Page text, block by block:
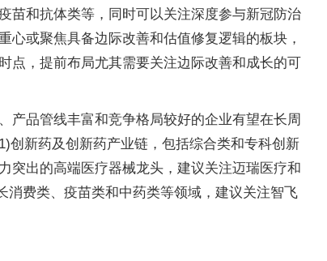
苗和抗体类等，同时可以关注深度参与新冠防治
或聚焦具备边际改善和估值修复逻辑的板块，
点，提前布局尤其需要关注边际改善和成长的可
产品管线丰富和竞争格局较好的企业有望在长周
创新药及创新药产业链，包括综合类和专科创新
突出的高端医疗器械龙头，建议关注迈瑞医疗和
费类、疫苗类和中药类等领域，建议关注智飞